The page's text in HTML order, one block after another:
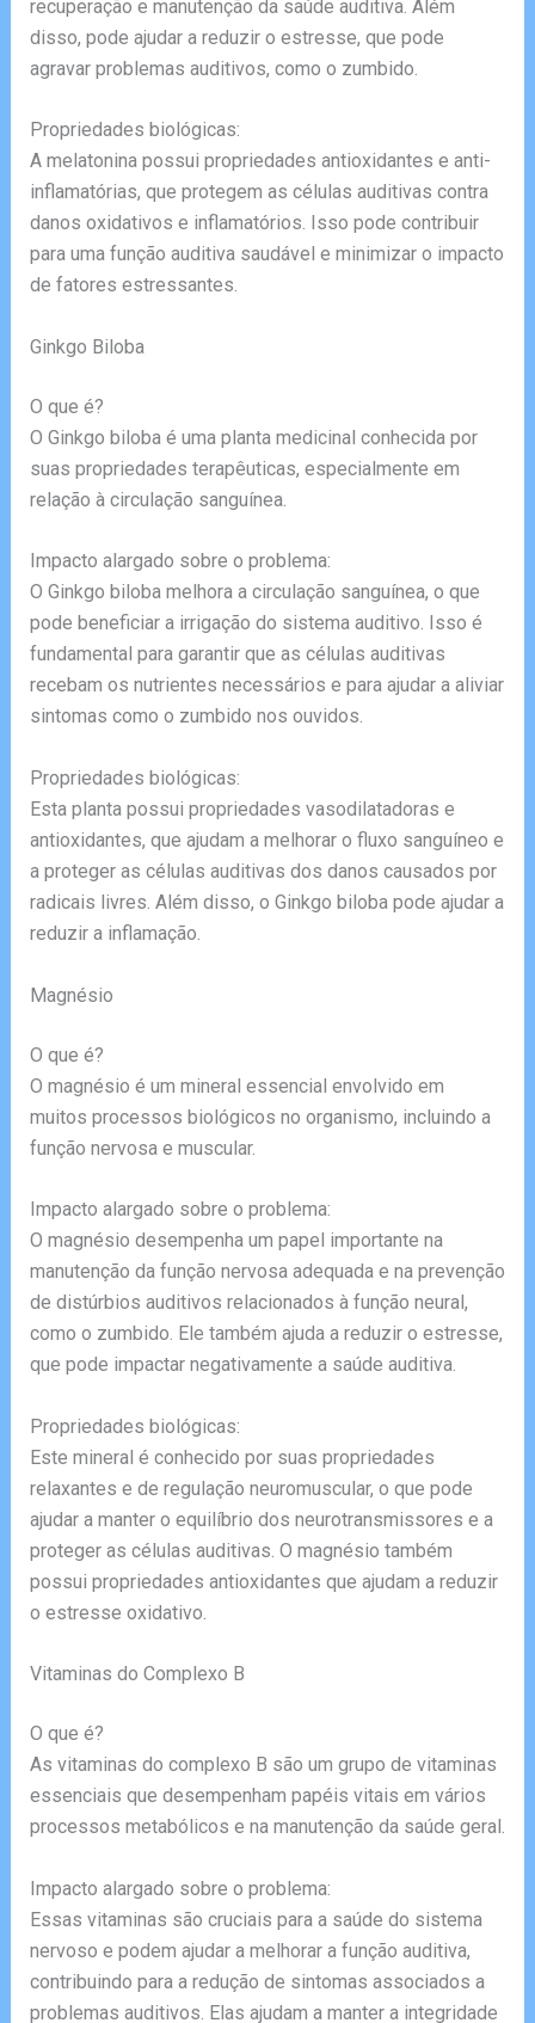
recuperação e manutenção da saúde auditiva. Além
disso, pode ajudar a reduzir o estresse, que pode
agravar problemas auditivos, como o zumbido.
Propriedades biológicas:
A melatonina possui propriedades antioxidantes e anti-
inflamatórias, que protegem as células auditivas contra
danos oxidativos e inflamatórios. Isso pode contribuir
para uma função auditiva saudável e minimizar o impacto
de fatores estressantes.
Ginkgo Biloba
O que é?
O Ginkgo biloba é uma planta medicinal conhecida por
suas propriedades terapêuticas, especialmente em
relação à circulação sanguínea.
Impacto alargado sobre o problema:
O Ginkgo biloba melhora a circulação sanguínea, o que
pode beneficiar a irrigação do sistema auditivo. Isso é
fundamental para garantir que as células auditivas
recebam os nutrientes necessários e para ajudar a aliviar
sintomas como o zumbido nos ouvidos.
Propriedades biológicas:
Esta planta possui propriedades vasodilatadoras e
antioxidantes, que ajudam a melhorar o fluxo sanguíneo e
a proteger as células auditivas dos danos causados por
radicais livres. Além disso, o Ginkgo biloba pode ajudar a
reduzir a inflamação.
Magnésio
O que é?
O magnésio é um mineral essencial envolvido em
muitos processos biológicos no organismo, incluindo a
função nervosa e muscular.
Impacto alargado sobre o problema:
O magnésio desempenha um papel importante na
manutenção da função nervosa adequada e na prevenção
de distúrbios auditivos relacionados à função neural,
como o zumbido. Ele também ajuda a reduzir o estresse,
que pode impactar negativamente a saúde auditiva.
Propriedades biológicas:
Este mineral é conhecido por suas propriedades
relaxantes e de regulação neuromuscular, o que pode
ajudar a manter o equilíbrio dos neurotransmissores e a
proteger as células auditivas. O magnésio também
possui propriedades antioxidantes que ajudam a reduzir
o estresse oxidativo.
Vitaminas do Complexo B
O que é?
As vitaminas do complexo B são um grupo de vitaminas
essenciais que desempenham papéis vitais em vários
processos metabólicos e na manutenção da saúde geral.
Impacto alargado sobre o problema:
Essas vitaminas são cruciais para a saúde do sistema
nervoso e podem ajudar a melhorar a função auditiva,
contribuindo para a redução de sintomas associados a
problemas auditivos. Elas ajudam a manter a integridade